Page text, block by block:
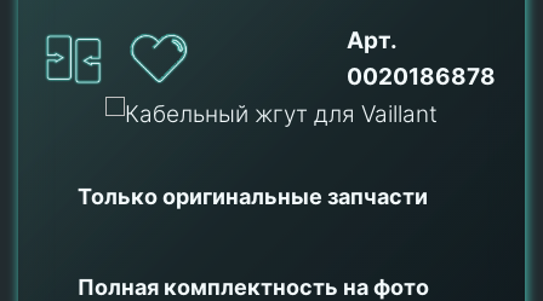
Арт.
0020186878
Только оригинальные запчасти
Полная комплектность на фото